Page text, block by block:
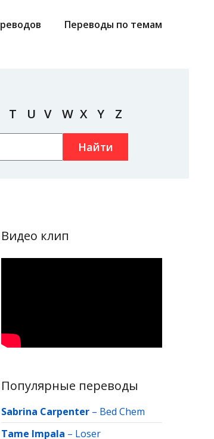
Переводы по темам
T U V W X Y Z
Найти
Видео клип
Популярные переводы
Sabrina Carpenter – Bed Chem
Tame Impala – Loser